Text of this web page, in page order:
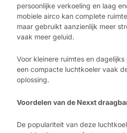
persoonlijke verkoeling en laag
mobiele airco kan complete
maar gebruikt aanzienlijk meer
vaak meer geluid.
Voor kleinere ruimtes en
een compacte luchtkoeler vaak
oplossing.
Voordelen van de Nexxt
De populariteit van deze